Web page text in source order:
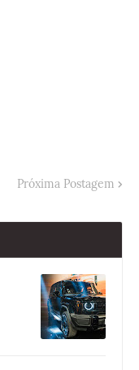
Próxima Postagem